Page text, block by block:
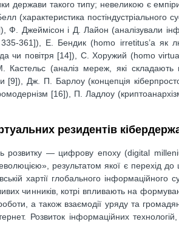
держави такого типу; невеликою є
(характеристика постіндустріального
Ф. Джеймісон і Д. Лайон (аналізували
361]), Е. Бендик (homo irretitus’a як
чи повітря [14]), С. Хоружий (homo
Кастельс (аналіз мереж, які складають
Дж. П. Барлоу (концепція
[16]), П. Ладлоу
резидентів
розвитку — цифрову епоху (digital
результатом якої є перехід до
хартії глобального інформаційного
чинників, котрі впливають на
а також взаємодії уряду та
Розвиток інформаційних